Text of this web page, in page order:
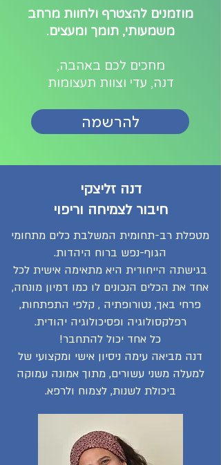
​מוזמנים להצטרף ולחוות מרחב
משמעותי, תומך ומעצים.
מחכים לכם באהבה,
דנה, עדי וצוות תעצומות
להרשמה
דנה זליצקי
חיבור לצמיחה וריפוי
מטפלת רב-תחומית המשלבת כלים מתחומי
הגוף-נפש ברוח היהדות.
בגישתה הייחודית היא מתאימה אישית לכל
אחד את הכלים הנכונים לו כמו דמיון מונחה,
פרחי באך, נטורופתיה , קלפי התפתחות,
רפלקסולוגיה ופסיכולוגיה יהודית.
כל אחד יכול להתחבר!
דנה מביאה עימה ניסיון אישי ומקצועי של
למעלה משני עשורים, מתוך אמונה עמוקה
ביכולת לשנות, לצמוח ולרפא.